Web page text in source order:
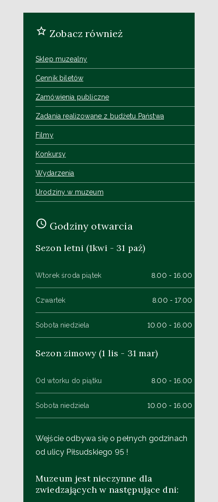
Zobacz również
Sklep muzealny
Cennik biletów
Zamówienia publiczne
Zadania realizowane z budżetu Państwa
Filmy
Konkursy
Wydarzenia
Urodziny w muzeum
Godziny otwarcia
Sezon letni (1kwi - 31 paź)
Wtorek środa piątek 8.00 - 16.00
Czwartek 8.00 - 17.00
Sobota niedziela 10.00 - 16.00
Sezon zimowy (1 lis - 31 mar)
Od wtorku do piątku 8.00 - 16.00
Sobota niedziela 10.00 - 16.00
Wejście odbywa się o pełnych godzinach
od ulicy Piłsudskiego 95 !
Muzeum jest nieczynne dla
zwiedzających w następujące dni: